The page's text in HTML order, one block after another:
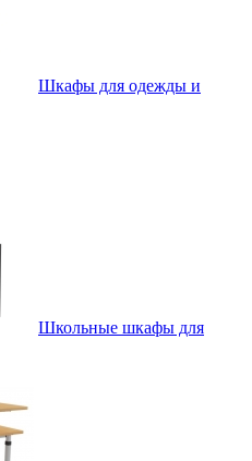
Шкафы для одежды и
Школьные шкафы для